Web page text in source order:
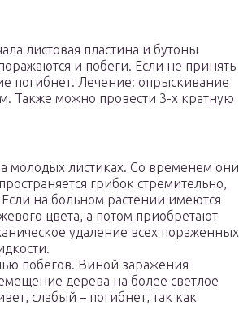
листовая пластина и бутоны
и побеги. Если не принять
погибнет. Лечение: опрыскивание
Также можно провести 3-х кратную
молодых листиках. Со временем они
грибок стремительно,
на больном растении имеются
цвета, а потом приобретают
удаление всех пораженных
побегов. Виной заражения
дерева на более светлое
слабый – погибнет, так как